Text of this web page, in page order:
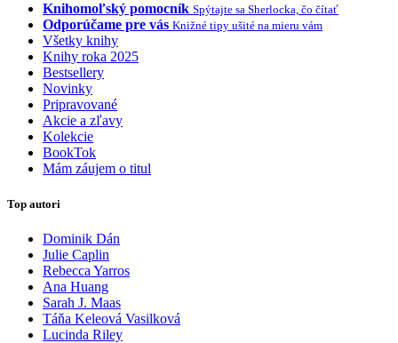
Knihomoľský pomocník Spýtajte sa Sherlocka, čo čítať
Odporúčame pre vás Knižné tipy ušité na mieru vám
Všetky knihy
Knihy roka 2025
Bestsellery
Novinky
Pripravované
Akcie a zľavy
Kolekcie
BookTok
Mám záujem o titul
Top autori
Dominik Dán
Julie Caplin
Rebecca Yarros
Ana Huang
Sarah J. Maas
Táňa Keleová Vasilková
Lucinda Riley